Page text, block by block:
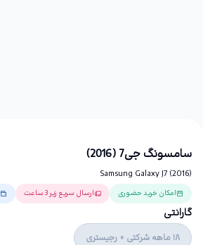
سامسونگ جی7 (2016)
Samsung Galaxy J7 (2016)
امکان خرید حضوری ارسال سریع زیر 3 ساعت
گارانتی
18 ماهه شرکتی + رجیستری